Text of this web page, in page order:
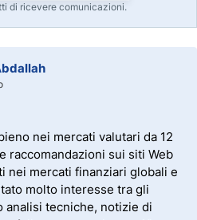
di ricevere comunicazioni.
nei mercati valutari da 12
raccomandazioni sui siti Web
nei mercati finanziari globali e
molto interesse tra gli
analisi tecniche, notizie di